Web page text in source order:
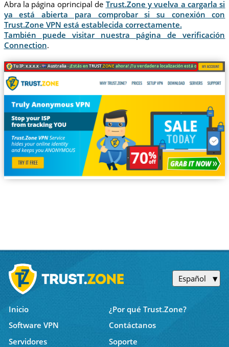
Abra la página oprincipal de Trust.Zone y vuelva a cargarla si
ya está abierta para comprobar si su conexión con
Trust.Zone VPN está establecida correctamente.
También puede visitar nuestra página de verificación
Connection.
Tu IP: x.x.x.x · Australia ·¡Estás enTRUST.ZONE ahora! ¡Tu verdadera localización está oculta!
Español
Inicio
¿Por qué Trust.Zone?
Software VPN
Contáctanos
Servidores
Soporte